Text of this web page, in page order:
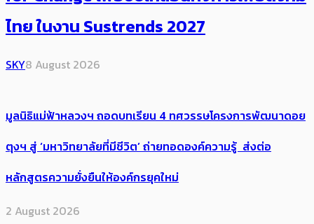
ไทย ในงาน Sustrends 2027
SKY8 August 2026
มูลนิธิแม่ฟ้าหลวงฯ ถอดบทเรียน 4 ทศวรรษโครงการพัฒนาดอย
ตุงฯ สู่ ‘มหาวิทยาลัยที่มีชีวิต’ ถ่ายทอดองค์ความรู้ ส่งต่อ
หลักสูตรความยั่งยืนให้องค์กรยุคใหม่
2 August 2026